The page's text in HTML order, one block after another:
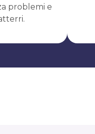
problemi e